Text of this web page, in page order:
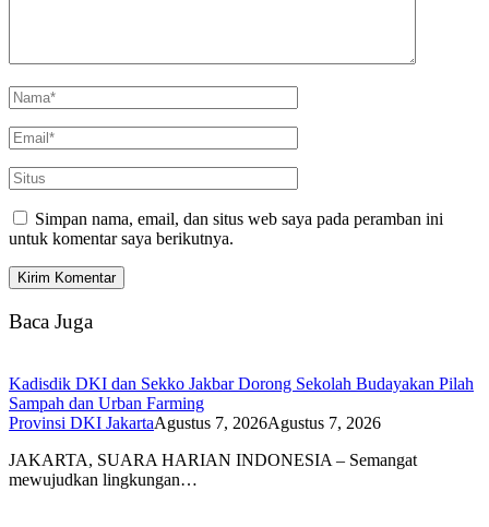
Simpan nama, email, dan situs web saya pada peramban ini
untuk komentar saya berikutnya.
Baca Juga
Kadisdik DKI dan Sekko Jakbar Dorong Sekolah Budayakan Pilah
Sampah dan Urban Farming
Provinsi DKI JakartaAgustus 7, 2026Agustus 7, 2026
JAKARTA, SUARA HARIAN INDONESIA – Semangat
mewujudkan lingkungan…